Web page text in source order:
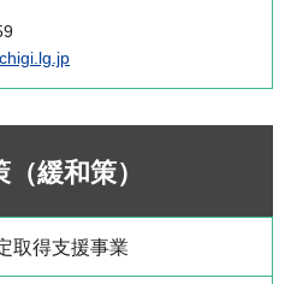
緩和策）
取得支援事業